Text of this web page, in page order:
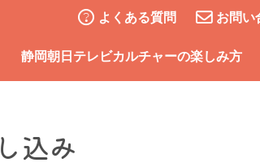
よくある質問 お問い
静岡朝日テレビカルチャーの楽しみ方
込み